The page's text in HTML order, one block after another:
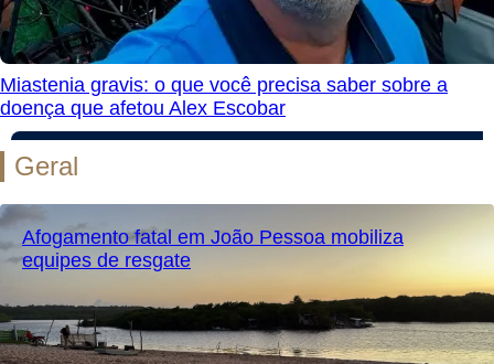
Miastenia gravis: o que você precisa saber sobre a
doença que afetou Alex Escobar
Geral
Afogamento fatal em João Pessoa mobiliza
equipes de resgate